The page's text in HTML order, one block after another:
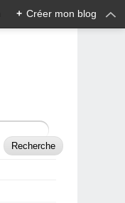
+ Créer mon blog